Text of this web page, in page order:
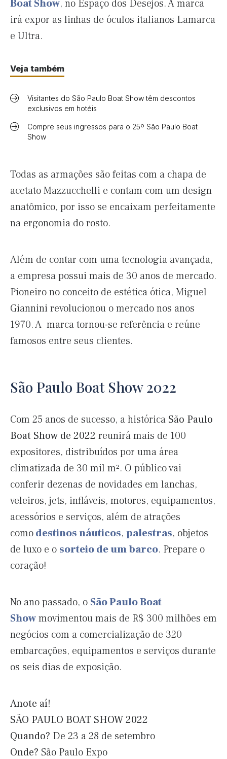
Boat Show, no Espaço dos Desejos. A marca
irá expor as linhas de óculos italianos Lamarca
e Ultra.
Veja também
Visitantes do São Paulo Boat Show têm descontos
exclusivos em hotéis
Compre seus ingressos para o 25º São Paulo Boat
Show
Todas as armações são feitas com a chapa de
acetato Mazzucchelli e contam com um design
anatômico, por isso se encaixam perfeitamente
na ergonomia do rosto.
Além de contar com uma tecnologia avançada,
a empresa possui mais de 30 anos de mercado.
Pioneiro no conceito de estética ótica, Miguel
Giannini revolucionou o mercado nos anos
1970. A marca tornou-se referência e reúne
famosos entre seus clientes.
São Paulo Boat Show 2022
Com 25 anos de sucesso, a histórica São Paulo
Boat Show de 2022 reunirá mais de 100
expositores, distribuídos por uma área
climatizada de 30 mil m². O público vai
conferir dezenas de novidades em lanchas,
veleiros, jets, infláveis, motores, equipamentos,
acessórios e serviços, além de atrações
comodestinos náuticos, palestras, objetos
de luxo e o sorteio de um barco. Prepare o
coração!
No ano passado, o São Paulo Boat
Showmovimentou mais de R$ 300 milhões em
negócios com a comercialização de 320
embarcações, equipamentos e serviços durante
os seis dias de exposição.
Anote aí!
SÃO PAULO BOAT SHOW 2022
Quando? De 23 a 28 de setembro
Onde? São Paulo Expo